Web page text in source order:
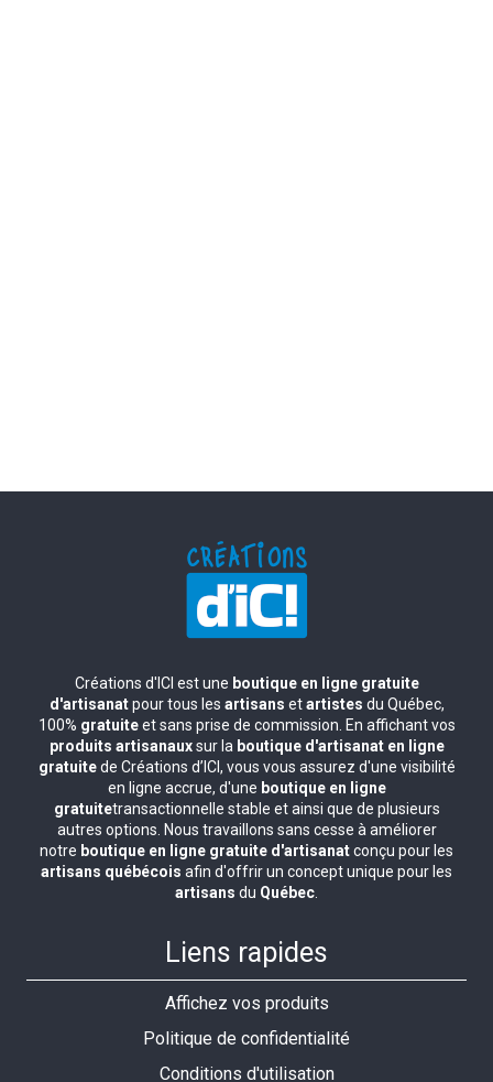
Créations d'ICI est une boutique en ligne gratuite
d'artisanatpour tous les artisans etartistes du Québec,
100% gratuiteet sans prise de commission. En affichant vos
produits artisanauxsur la boutique d'artisanat en ligne
gratuitede Créations d’ICI, vous vous assurez d'une visibilité
en ligne accrue, d'une boutique en ligne
gratuitetransactionnelle stable et ainsi que de plusieurs
autres options. Nous travaillons sans cesse à améliorer
notre boutique en ligne gratuite d'artisanatconçu pour les
artisans québécois afin d'offrir un concept unique pour les
artisans du Québec
Liens rapides
Affichez vos produits
Politique de confidentialité
Conditions d'utilisation